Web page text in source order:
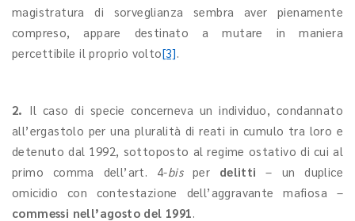
magistratura di sorveglianza sembra aver pienamente
compreso, appare destinato a mutare in maniera
percettibile il proprio volto[3].
2. Il caso di specie concerneva un individuo, condannato
all’ergastolo per una pluralità di reati in cumulo tra loro e
detenuto dal 1992, sottoposto al regime ostativo di cui al
primo comma dell’art. 4-bisper delitti – un duplice
omicidio con contestazione dell’aggravante mafiosa –
commessi nell’agosto del 1991.